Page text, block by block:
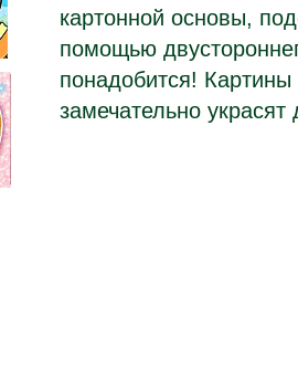
картонной основы,
помощью
понадобится!
замечательно